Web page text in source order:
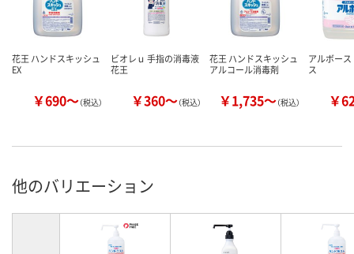
花王 ハンドスキッシュ
EX
￥690～（税込）
ビオレｕ 手指の消毒液
花王
￥360～（税込）
花王 ハンドスキッシュ
アルコール消毒剤
￥1,735～（税込）
アルボー
ス
￥
他のバリエーション